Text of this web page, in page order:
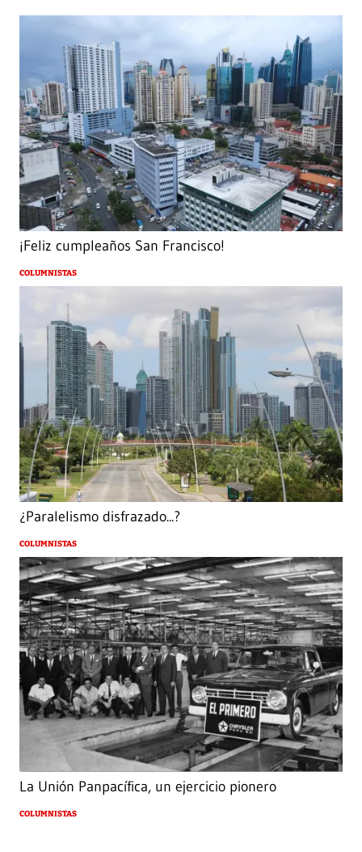
¡Feliz cumpleaños San Francisco!
COLUMNISTAS
¿Paralelismo disfrazado...?
COLUMNISTAS
La Unión Panpacífica, un ejercicio pionero
COLUMNISTAS